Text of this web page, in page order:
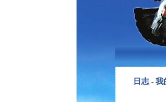
日志 - 我